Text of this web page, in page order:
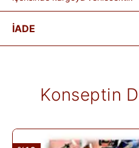
İADE
mümkün olmayan ürünlerde
teslim sırasında kargo
ve ürüne göre değişiklik
açıklamalarında yer alır.
Konseptin